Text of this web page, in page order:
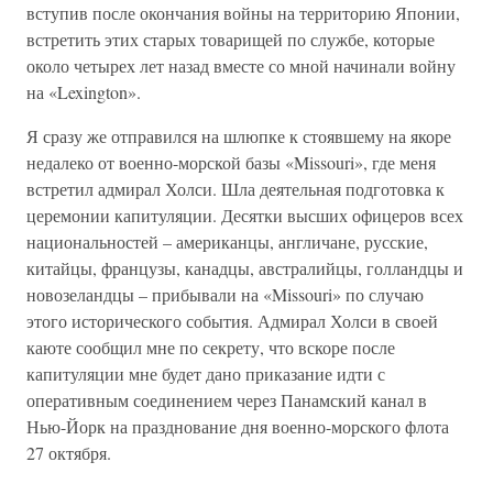
вступив после окончания войны на территорию Японии,
встретить этих старых товарищей по службе, которые
около четырех лет назад вместе со мной начинали войну
на «Lexington».
Я сразу же отправился на шлюпке к стоявшему на якоре
недалеко от военно-морской базы «Missouri», где меня
встретил адмирал Холси. Шла деятельная подготовка к
церемонии капитуляции. Десятки высших офицеров всех
национальностей – американцы, англичане, русские,
китайцы, французы, канадцы, австралийцы, голландцы и
новозеландцы – прибывали на «Missouri» по случаю
этого исторического события. Адмирал Холси в своей
каюте сообщил мне по секрету, что вскоре после
капитуляции мне будет дано приказание идти с
оперативным соединением через Панамский канал в
Нью-Йорк на празднование дня военно-морского флота
27 октября.